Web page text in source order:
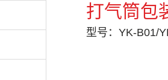
打气筒包
型号：YK-B01/